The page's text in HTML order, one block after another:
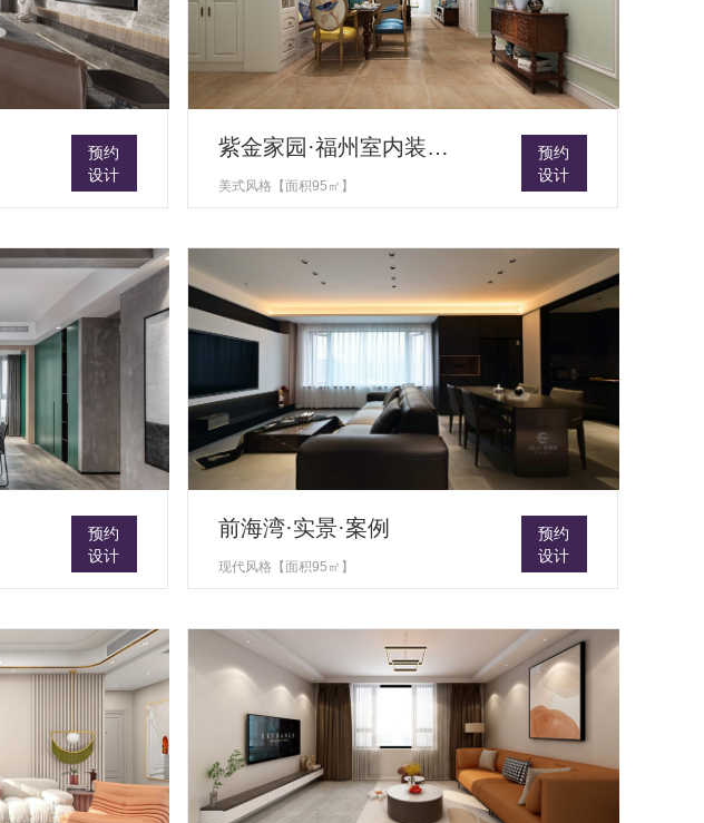
预约
设计
紫金家园·福州室内装修设计
美式风格【面积95㎡】
预约
设计
预约
设计
前海湾·实景·案例
现代风格【面积95㎡】
预约
设计